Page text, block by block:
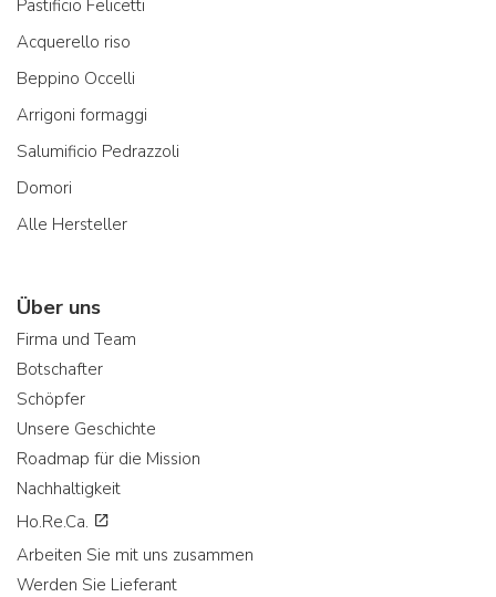
Pastificio Felicetti
Acquerello riso
Beppino Occelli
Arrigoni formaggi
Salumificio Pedrazzoli
Domori
Alle Hersteller
Über uns
Firma und Team
Botschafter
Schöpfer
Unsere Geschichte
Roadmap für die Mission
Nachhaltigkeit
Ho.Re.Ca.
Arbeiten Sie mit uns zusammen
Werden Sie Lieferant